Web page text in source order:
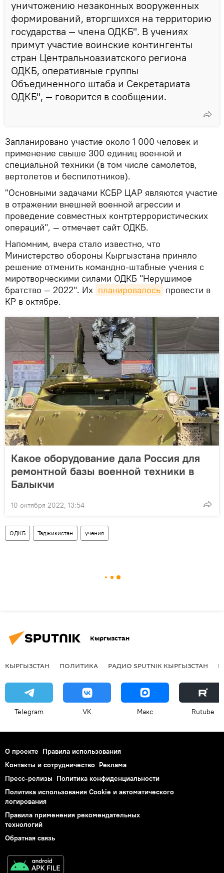
уничтожению незаконных вооруженных
формирований, вторгшихся на территорию
государства — члена ОДКБ". В учениях
примут участие воинские контингенты
стран Центральноазиатского региона
ОДКБ, оперативные группы
Объединенного штаба и Секретариата
ОДКБ", — говорится в сообщении.
Запланировано участие около 1 000 человек и
применение свыше 300 единиц военной и
специальной техники (в том числе самолетов,
вертолетов и беспилотников).
"Основными задачами КСБР ЦАР являются участие
в отражении внешней военной агрессии и
проведение совместных контртеррористических
операций", — отмечает сайт ОДКБ.
Напомним, вчера стало известно, что
Министерство обороны Кыргызстана приняло
решение отменить командно-штабные учения с
миротворческими силами ОДКБ "Нерушимое
братство — 2022". Их планировалось провести в
КР в октябре.
Какое оборудование дала Россия для
ремонтной базы военной техники в
Балыкчи
10 октября 2022, 13:54
ОДКБ Таджикистан учения
Кыргызстан
КЫРГЫЗСТАН ПОЛИТИКА РАДИО SPUTNIK КЫРГЫЗСТАН
Telegram VK Макс Rutube
О проекте Правила использования
Контакты и сотрудничество Реклама
Пресс-релизы Политика конфиденциальности
Политика использования Cookie и автоматического
логирования
Правила применения рекомендательных
технологий
Обратная связь